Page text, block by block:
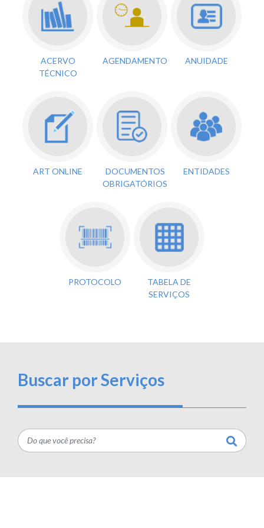
ACERVO
TÉCNICO
AGENDAMENTO ANUIDADE
ART ONLINE
DOCUMENTOS
OBRIGATÓRIOS
ENTIDADES
PROTOCOLO
TABELA DE
SERVIÇOS
Buscar por Serviços